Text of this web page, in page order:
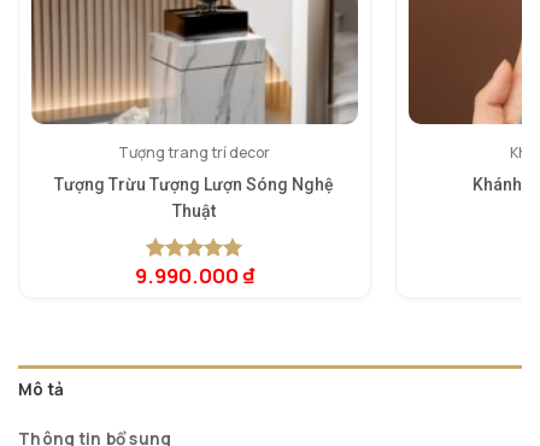
Tượng trang trí decor
Tượng Trừu Tượng Lượn Sóng Nghệ
Thuật
5.00trên 5
1
9.990.000₫
Khánh
Mô tả
Thông tin bổ sung